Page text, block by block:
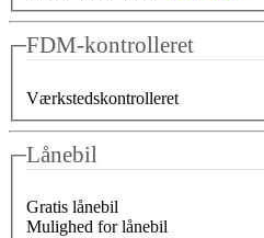
FDM-kontrolleret
Værkstedskontrolleret
Lånebil
Gratis lånebil
Mulighed for lånebil